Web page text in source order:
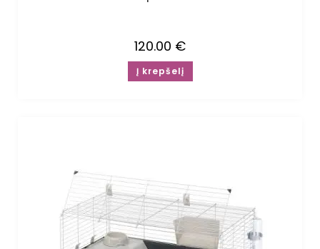
120.00 €
Į krepšelį